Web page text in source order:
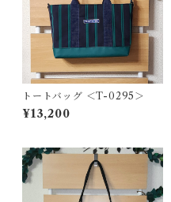
トートバッグ ＜T-0295＞
¥13,200